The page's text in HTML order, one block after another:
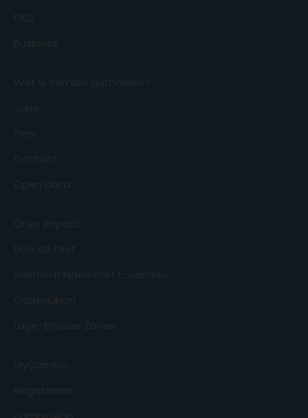
FAQ
Business
Wat is cambio autodelen?
Jobs
Pers
Contact
Open data
Onze impact
Doe de test
Elektrisch rijden met E-cambio
Cadeaubon
Lage-Emissie Zones
MyCambio
Registreren